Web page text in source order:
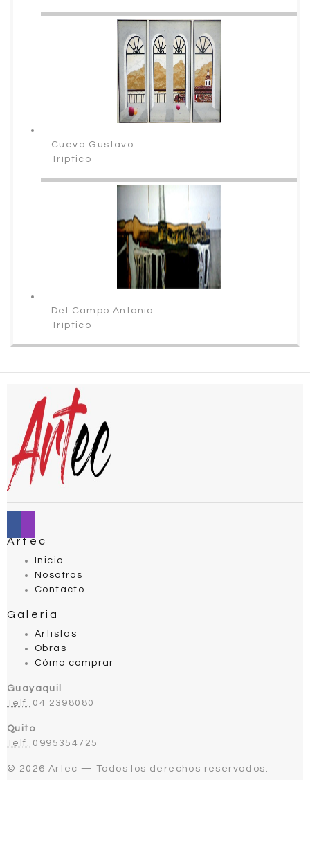
Cueva Gustavo
Tríptico
Del Campo Antonio
Tríptico
Artec
Inicio
Nosotros
Contacto
Galeria
Artistas
Obras
Cómo comprar
Guayaquil
Telf. 04 2398080
Quito
Telf. 0995354725
© 2026 Artec — Todos los derechos reservados.